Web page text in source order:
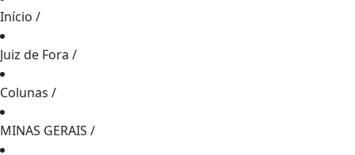
Início /
Juiz de Fora /
Colunas /
MINAS GERAIS /